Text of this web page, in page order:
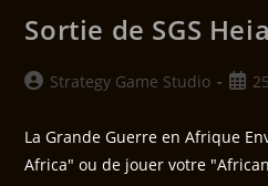
Sortie de SGS
Strategy Game Studio
La Grande Guerre en Afrique
Africa" ou de jouer votre